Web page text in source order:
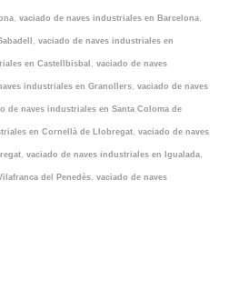
, vaciado de naves industriales en Barcelona,
, vaciado de naves industriales en
en Castellbisbal , vaciado de naves
industriales en Granollers, vaciado de naves
de naves industriales en Santa Coloma de
en Cornellà de Llobregat, vaciado de naves
, vaciado de naves industriales en Igualada,
del Penedès, vaciado de naves